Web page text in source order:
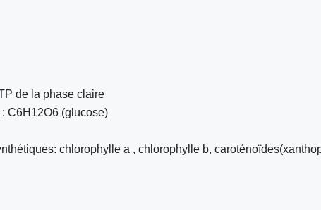
de la phase claire
C6H12O6 (glucose)
chlorophylle a , chlorophylle b,